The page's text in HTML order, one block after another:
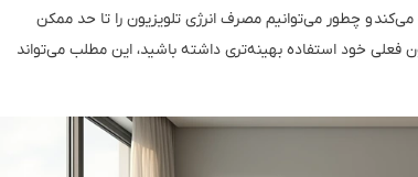
و چطور می‌توانیم مصرف انرژی تلویزیون را تا حد ممکن
فعلی خود استفاده بهینه‌تری داشته باشید، این مطلب می‌تواند